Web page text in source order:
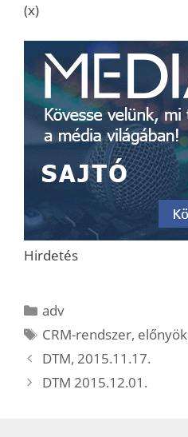
(x)
Hirdetés
Kategória
adv
Címkék
CRM-rendszer, előnyök
DTM, 2015.11.17.
DTM 2015.12.01.